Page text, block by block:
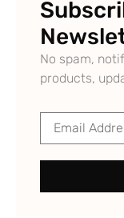
No spam,
products,